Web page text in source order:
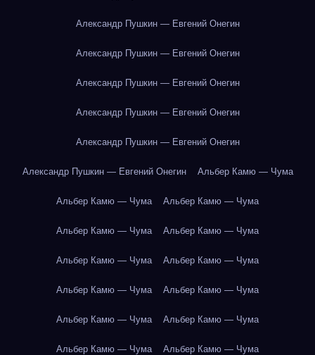
Александр Пушкин — Евгений Онегин
Александр Пушкин — Евгений Онегин
Александр Пушкин — Евгений Онегин
Александр Пушкин — Евгений Онегин
Александр Пушкин — Евгений Онегин
Александр Пушкин — Евгений Онегин Альбер Камю — Чума
Альбер Камю — Чума Альбер Камю — Чума
Альбер Камю — Чума Альбер Камю — Чума
Альбер Камю — Чума Альбер Камю — Чума
Альбер Камю — Чума Альбер Камю — Чума
Альбер Камю — Чума Альбер Камю — Чума
Альбер Камю — Чума Альбер Камю — Чума